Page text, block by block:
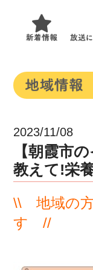
2023/11/08
【朝霞市
教えて!栄
\\ 地域の方
す //